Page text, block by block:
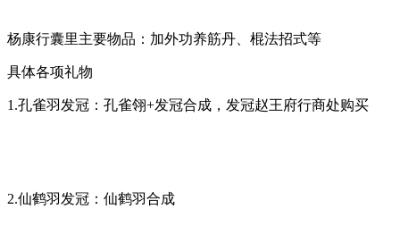
杨康行囊里主要物品：加外功养筋丹、棍法招式等
具体各项礼物
1.孔雀羽发冠：孔雀翎+发冠合成，发冠赵王府行商处购买
2.仙鹤羽发冠：仙鹤羽合成